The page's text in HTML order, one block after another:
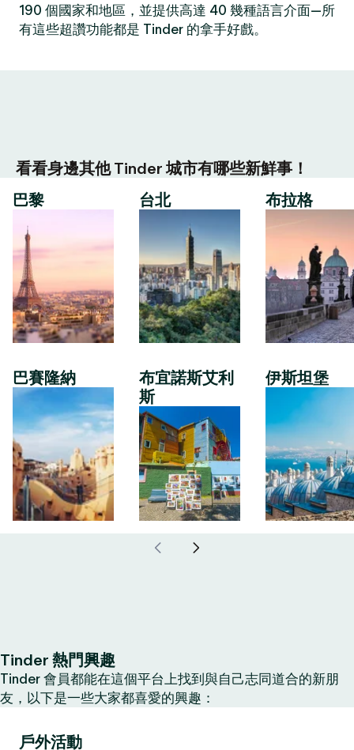
190 個國家和地區，並提供高達 40 幾種語言介面—所
有這些超讚功能都是 Tinder 的拿手好戲。
看看身邊其他 Tinder 城市有哪些新鮮事！
巴黎
巴賽隆納
台北
布宜諾斯艾利
斯
布拉格
伊斯坦堡
Tinder 熱門興趣
Tinder 會員都能在這個平台上找到與自己志同道合的新朋
友，以下是一些大家都喜愛的興趣：
戶外活動